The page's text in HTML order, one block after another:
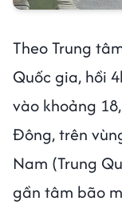
Theo Trung
Quốc gia, hồi
vào khoảng
Đông, trên
Nam (Trung
gần tâm bão